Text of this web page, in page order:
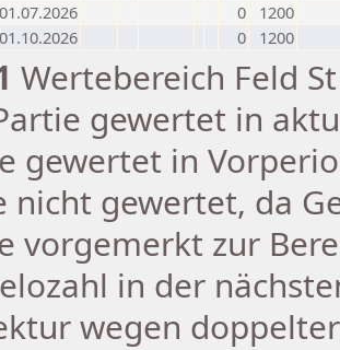
0
1200
0 1200
Wertebereich Feld
gewertet in
gewertet in
nicht gewertet, da
vorgemerkt zur
in der
wegen